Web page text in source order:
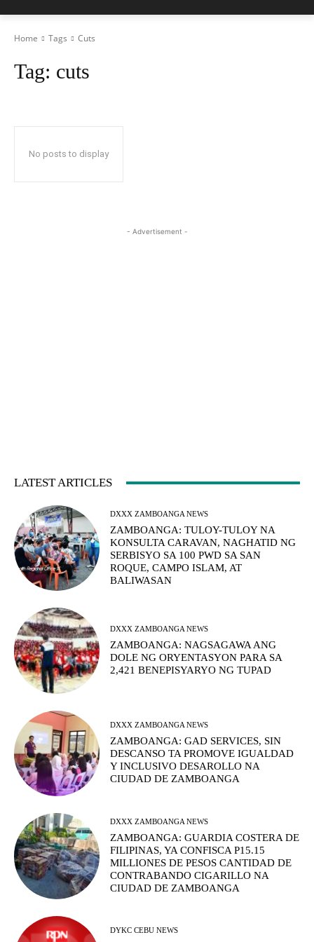
Home Tags Cuts
Tag: cuts
No posts to display
- Advertisement -
LATEST ARTICLES
DXXX ZAMBOANGA NEWS
ZAMBOANGA: TULOY-TULOY NA
KONSULTA CARAVAN, NAGHATID NG
SERBISYO SA 100 PWD SA SAN
ROQUE, CAMPO ISLAM, AT
BALIWASAN
DXXX ZAMBOANGA NEWS
ZAMBOANGA: NAGSAGAWA ANG
DOLE NG ORYENTASYON PARA SA
2,421 BENEPISYARYO NG TUPAD
DXXX ZAMBOANGA NEWS
ZAMBOANGA: GAD SERVICES, SIN
DESCANSO TA PROMOVE IGUALDAD
Y INCLUSIVO DESAROLLO NA
CIUDAD DE ZAMBOANGA
DXXX ZAMBOANGA NEWS
ZAMBOANGA: GUARDIA COSTERA DE
FILIPINAS, YA CONFISCA P15.15
MILLIONES DE PESOS CANTIDAD DE
CONTRABANDO CIGARILLO NA
CIUDAD DE ZAMBOANGA
DYKC CEBU NEWS